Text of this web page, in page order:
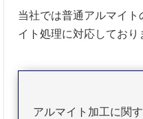
当社では普通アルマイ
イト処理に対応しており
アルマイト加工に関